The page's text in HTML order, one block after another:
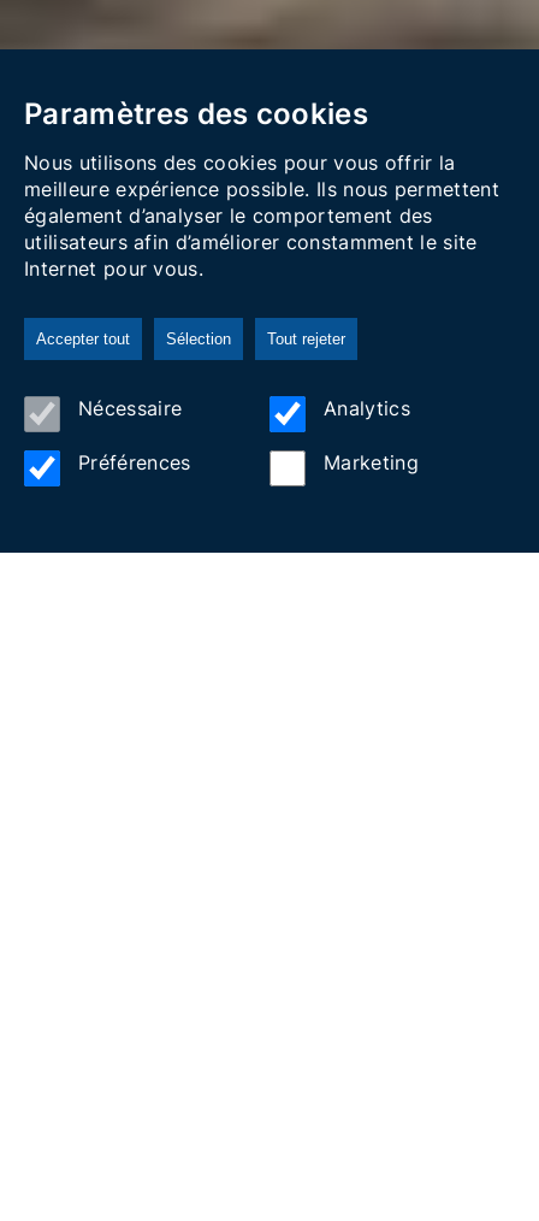
DU GARRAF À LA
MÉDITERRANÉE
Paramètres des cookies
Nous utilisons des cookies pour vous offrir la
meilleure expérience possible. Ils nous permettent
également d’analyser le comportement des
utilisateurs afin d’améliorer constamment le site
Internet pour vous.
Accepter tout Sélection Tout rejeter
Nécessaire Analytics
Préférences Marketing